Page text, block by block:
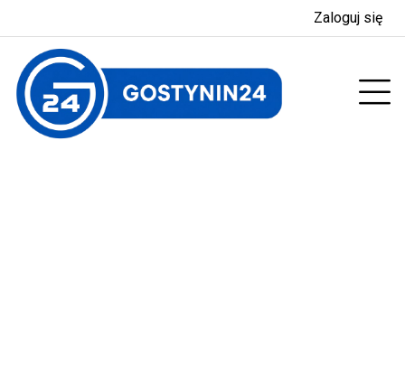
Zaloguj się